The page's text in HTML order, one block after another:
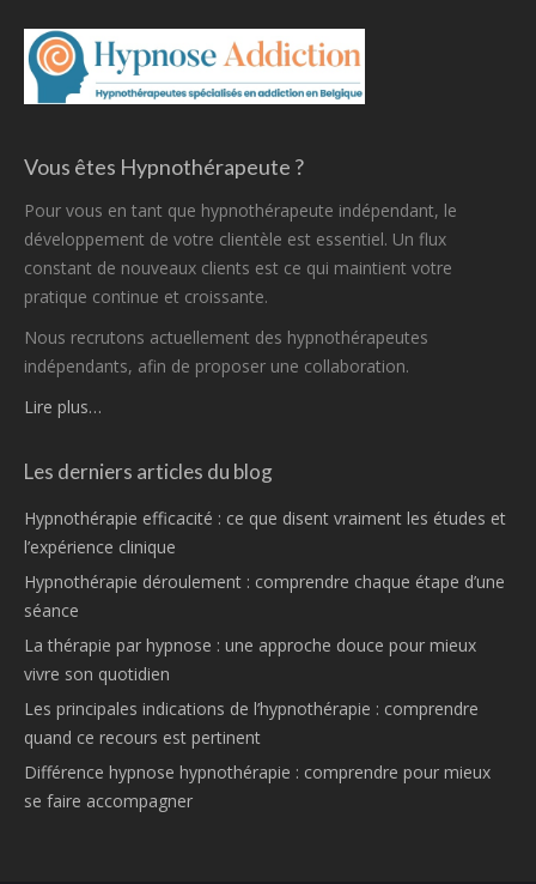
Vous êtes Hypnothérapeute ?
Pour vous en tant que hypnothérapeute indépendant, le
développement de votre clientèle est essentiel. Un flux
constant de nouveaux clients est ce qui maintient votre
pratique continue et croissante.
Nous recrutons actuellement des hypnothérapeutes
indépendants, afin de proposer une collaboration.
Lire plus…
Les derniers articles du blog
Hypnothérapie efficacité : ce que disent vraiment les études et
l’expérience clinique
Hypnothérapie déroulement : comprendre chaque étape d’une
séance
La thérapie par hypnose : une approche douce pour mieux
vivre son quotidien
Les principales indications de l’hypnothérapie : comprendre
quand ce recours est pertinent
Différence hypnose hypnothérapie : comprendre pour mieux
se faire accompagner